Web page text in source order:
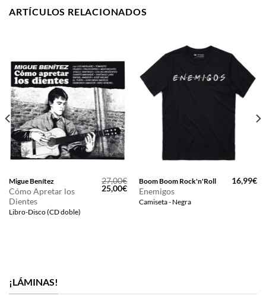
ARTÍCULOS RELACIONADOS
Migue Benítez
Cómo Apretar los
Dientes
Libro-Disco (CD doble)
27,00€
El
precio
25,00€El
precio
actual
Boom Boom Rock'n'Roll
Enemigos
Camiseta - Negra
16,99€
¡LÁMINAS!